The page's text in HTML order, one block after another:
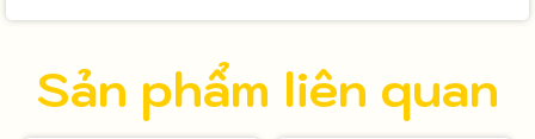
Sản phẩm liên quan